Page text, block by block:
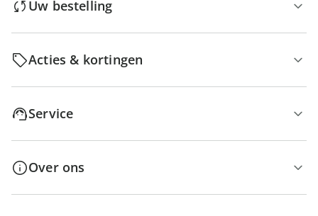
Uw bestelling
Acties & kortingen
Service
Over ons